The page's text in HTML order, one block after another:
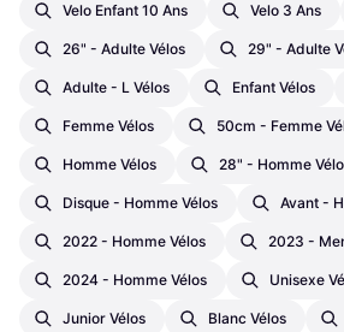
Velo Enfant 10 Ans Velo 3 Ans
26" - Adulte Vélos 29" - Adulte
Adulte - L Vélos Enfant Vélos
Femme Vélos 50cm - Femme
Homme Vélos 28" - Homme
Disque - Homme Vélos Avant -
2022 - Homme Vélos 2023 -
2024 - Homme Vélos Unisexe
Junior Vélos Blanc Vélos